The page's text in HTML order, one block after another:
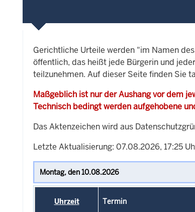
Gerichtliche Urteile werden "im Namen
öffentlich, das heißt jede Bürgerin und
teilzunehmen. Auf dieser Seite finden Sie
Maßgeblich ist nur der Aushang vor dem
Technisch bedingt werden aufgehobene
Das Aktenzeichen wird aus
Letzte Aktualisierung: 07.08.2026, 17:25
Uhrzeit Termin